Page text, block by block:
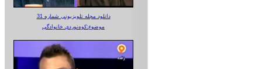
دانلود مجله تلویزیونی شماره 31
موضوع:کوه‌نوردی خانوادگی